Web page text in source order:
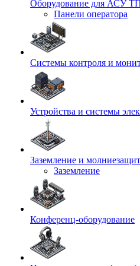
Оборудование для АСУ
Панели оператора
Системы контроля и
Устройства и системы
Заземление и
Заземление
Конференц-оборудование